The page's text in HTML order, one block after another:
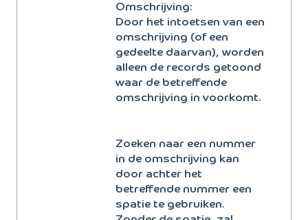
Omschrijving:
Door het intoetsen van een
omschrijving (of een
gedeelte daarvan), worden
alleen de records getoond
waar de betreffende
omschrijving in voorkomt.
Zoeken naar een nummer
in de omschrijving kan
door achter het
betreffende nummer een
spatie te gebruiken.